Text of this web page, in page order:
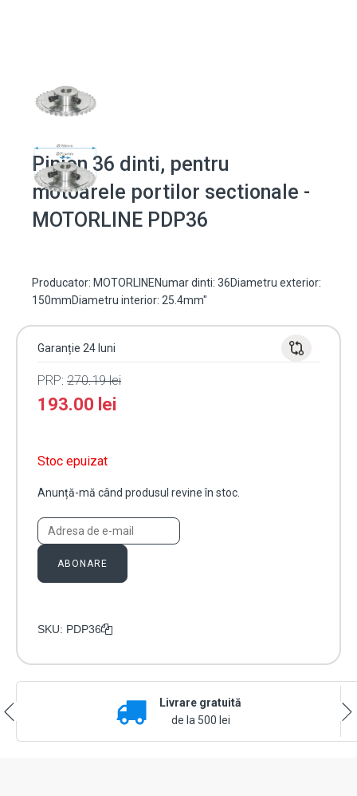
Pinion 36 dinti, pentru
motoarele portilor sectionale -
MOTORLINE PDP36
Producator: MOTORLINENumar dinti: 36Diametru exterior:
150mmDiametru interior: 25.4mm"
Garanție 24 luni
PRP: 270.19lei
193.00 lei
Stoc epuizat
Anunță-mă când produsul revine în stoc.
ABONARE
SKU: PDP36
Livrare gratuită
de la 500 lei